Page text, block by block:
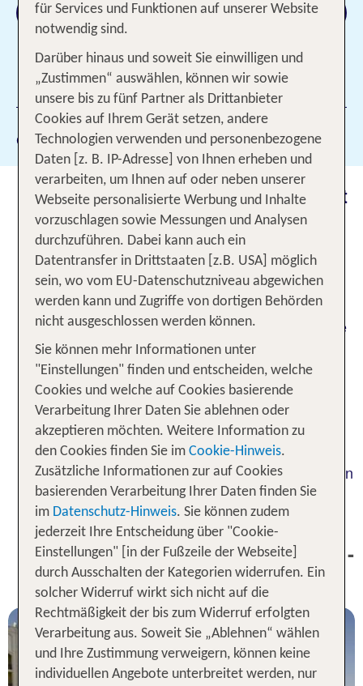
Suchen
1 Filter hinzugefügt
Gewählte Filter: Al Ain
Urlaub in Al Ain: die Gartenstadt
der Vereinigten Arabischen
Emirate
Das ReisezielAl Ainist auch bekannt als die
Gartenstadt der Vereinigten Arabischen
Emirate. Der Grund dafür ist die seltene Lage: Die
Stadt befindet sich im Emirat Abu Dhabi in einer
Region, in der esnatürliche Quellen und
Wasseraderngibt, die die Existenz vonOasen
ermöglichen. Abgesehen davon lohnt sich ein
Urlaub in Al Ain, umWüstentourenzu machen,
historische Sehenswürdigkeitenzu bestaunen
und inThermalquellenzu baden. Neugierig? Dann
buch eine Reise nach Al Ain im Emirat Abu Dhabi
und pack Deinen Koffer für ein Wüstenabenteuer!
1 Woche Al Ain Urlaub inkl. Flug -
Unsere TOP Angebote
für Services und Funktionen auf unserer Website
notwendig sind.
Darüber hinaus und soweit Sie einwilligen und
„Zustimmen“ auswählen, können wir sowie
unsere bis zu fünf Partner als Drittanbieter
Cookies auf Ihrem Gerät setzen, andere
Technologien verwenden und personenbezogene
Daten [z. B. IP-Adresse] von Ihnen erheben und
verarbeiten, um Ihnen auf oder neben unserer
Webseite personalisierte Werbung und Inhalte
vorzuschlagen sowie Messungen und Analysen
durchzuführen. Dabei kann auch ein
Datentransfer in Drittstaaten [z.B. USA] möglich
sein, wo vom EU-Datenschutzniveau abgewichen
werden kann und Zugriffe von dortigen Behörden
nicht ausgeschlossen werden können.
Sie können mehr Informationen unter
"Einstellungen" finden und entscheiden, welche
Cookies und welche auf Cookies basierende
Verarbeitung Ihrer Daten Sie ablehnen oder
akzeptieren möchten. Weitere Information zu
den Cookies finden Sie im Cookie-Hinweis.
Zusätzliche Informationen zur auf Cookies
basierenden Verarbeitung Ihrer Daten finden Sie
im Datenschutz-Hinweis. Sie können zudem
jederzeit Ihre Entscheidung über "Cookie-
Einstellungen" [in der Fußzeile der Webseite]
durch Ausschalten der Kategorien widerrufen. Ein
solcher Widerruf wirkt sich nicht auf die
Rechtmäßigkeit der bis zum Widerruf erfolgten
Verarbeitung aus. Soweit Sie „Ablehnen“ wählen
und Ihre Zustimmung verweigern, können keine
individuellen Angebote unterbreitet werden, nur